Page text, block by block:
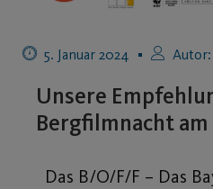
5. Januar 2024 Autor:
Unsere
Bergfilmnacht am
Das B/O/F/F – Das